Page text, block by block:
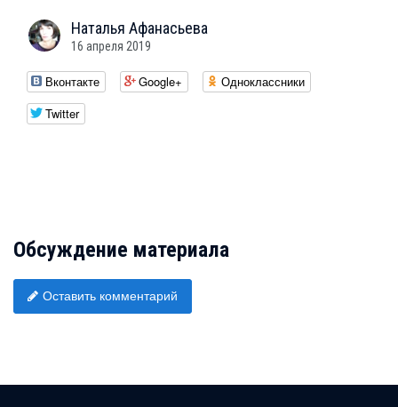
Наталья Афанасьева
16 апреля 2019
Вконтакте Google+
Одноклассники
Twitter
Обсуждение материала
Оставить комментарий